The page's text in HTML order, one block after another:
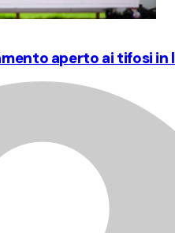
aperto ai tifosi